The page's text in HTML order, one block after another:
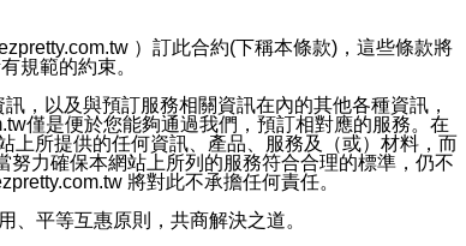
電子郵件所指示之方法、說明或功能連結，隨時
到通知型訊息。
）訂此合約(下稱本條款)，這些條款將
規範的約束。
，以及與預訂服務相關資訊在內的其他各種資訊，
僅是便於您能夠通過我們，預訂相對應的服務。在
上所提供的任何資訊、產品、服務及（或）材料，而
努力確保本網站上所列的服務符合合理的標準，仍不
將對此不承擔任何責任。
平等互惠原則，共商解決之道。